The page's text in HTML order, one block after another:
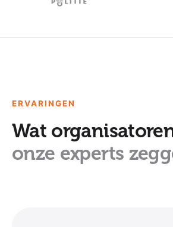
ERVARINGEN
Wat
onze experts